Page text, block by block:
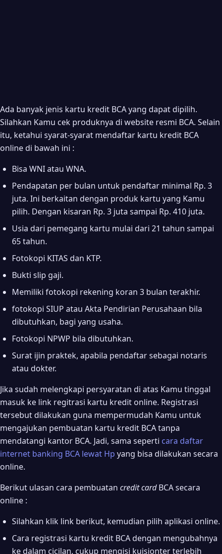
Ada banyak jenis kartu kredit BCA yang dapat dipilih.
Silahkan Kamu cek produknya di website resmi BCA. Selain
itu, ketahui syarat-syarat mendaftar kartu kredit BCA
online di bawah ini :
Bisa WNI atau WNA.
Pendapatan per bulan untuk pendaftar minimal Rp. 3
juta. Ini berkaitan dengan produk kartu yang Kamu
pilih. Dengan kisaran Rp. 3 juta sampai Rp. 410 juta.
Usia dari pemegang kartu mulai dari 21 tahun sampai
65 tahun.
Fotokopi KITAS dan KTP.
Bukti slip gaji.
Memiliki fotokopi rekening koran 3 bulan terakhir.
fotokopi SIUP atau Akta Pendirian Perusahaan bila
dibutuhkan, bagi yang usaha.
Fotokopi NPWP bila dibutuhkan.
Surat ijin praktek, apabila pendaftar sebagai notaris
atau dokter.
Jika sudah melengkapi persyaratan di atas Kamu tinggal
masuk ke link regitrasi kartu kredit online. Registrasi
tersebut dilakukan guna mempermudah Kamu untuk
mengajukan pembuatan kartu kredit BCA tanpa
mendatangi kantor BCA. Jadi, sama seperti cara daftar
internet banking BCA lewat Hp yang bisa dilakukan secara
online.
Berikut ulasan cara pembuatan credit cardBCA secara
online :
Silahkan klik link berikut, kemudian pilih aplikasi online.
Cara registrasi kartu kredit BCA dengan mengubahnya
ke dalam cicilan, cukup mengisi kuisionter terlebih